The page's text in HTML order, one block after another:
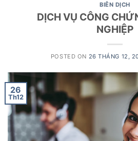
BIÊN DỊCH
DỊCH VỤ CÔNG
NGHIỆP
POSTED ON 26 THÁNG 12,
26
Th12